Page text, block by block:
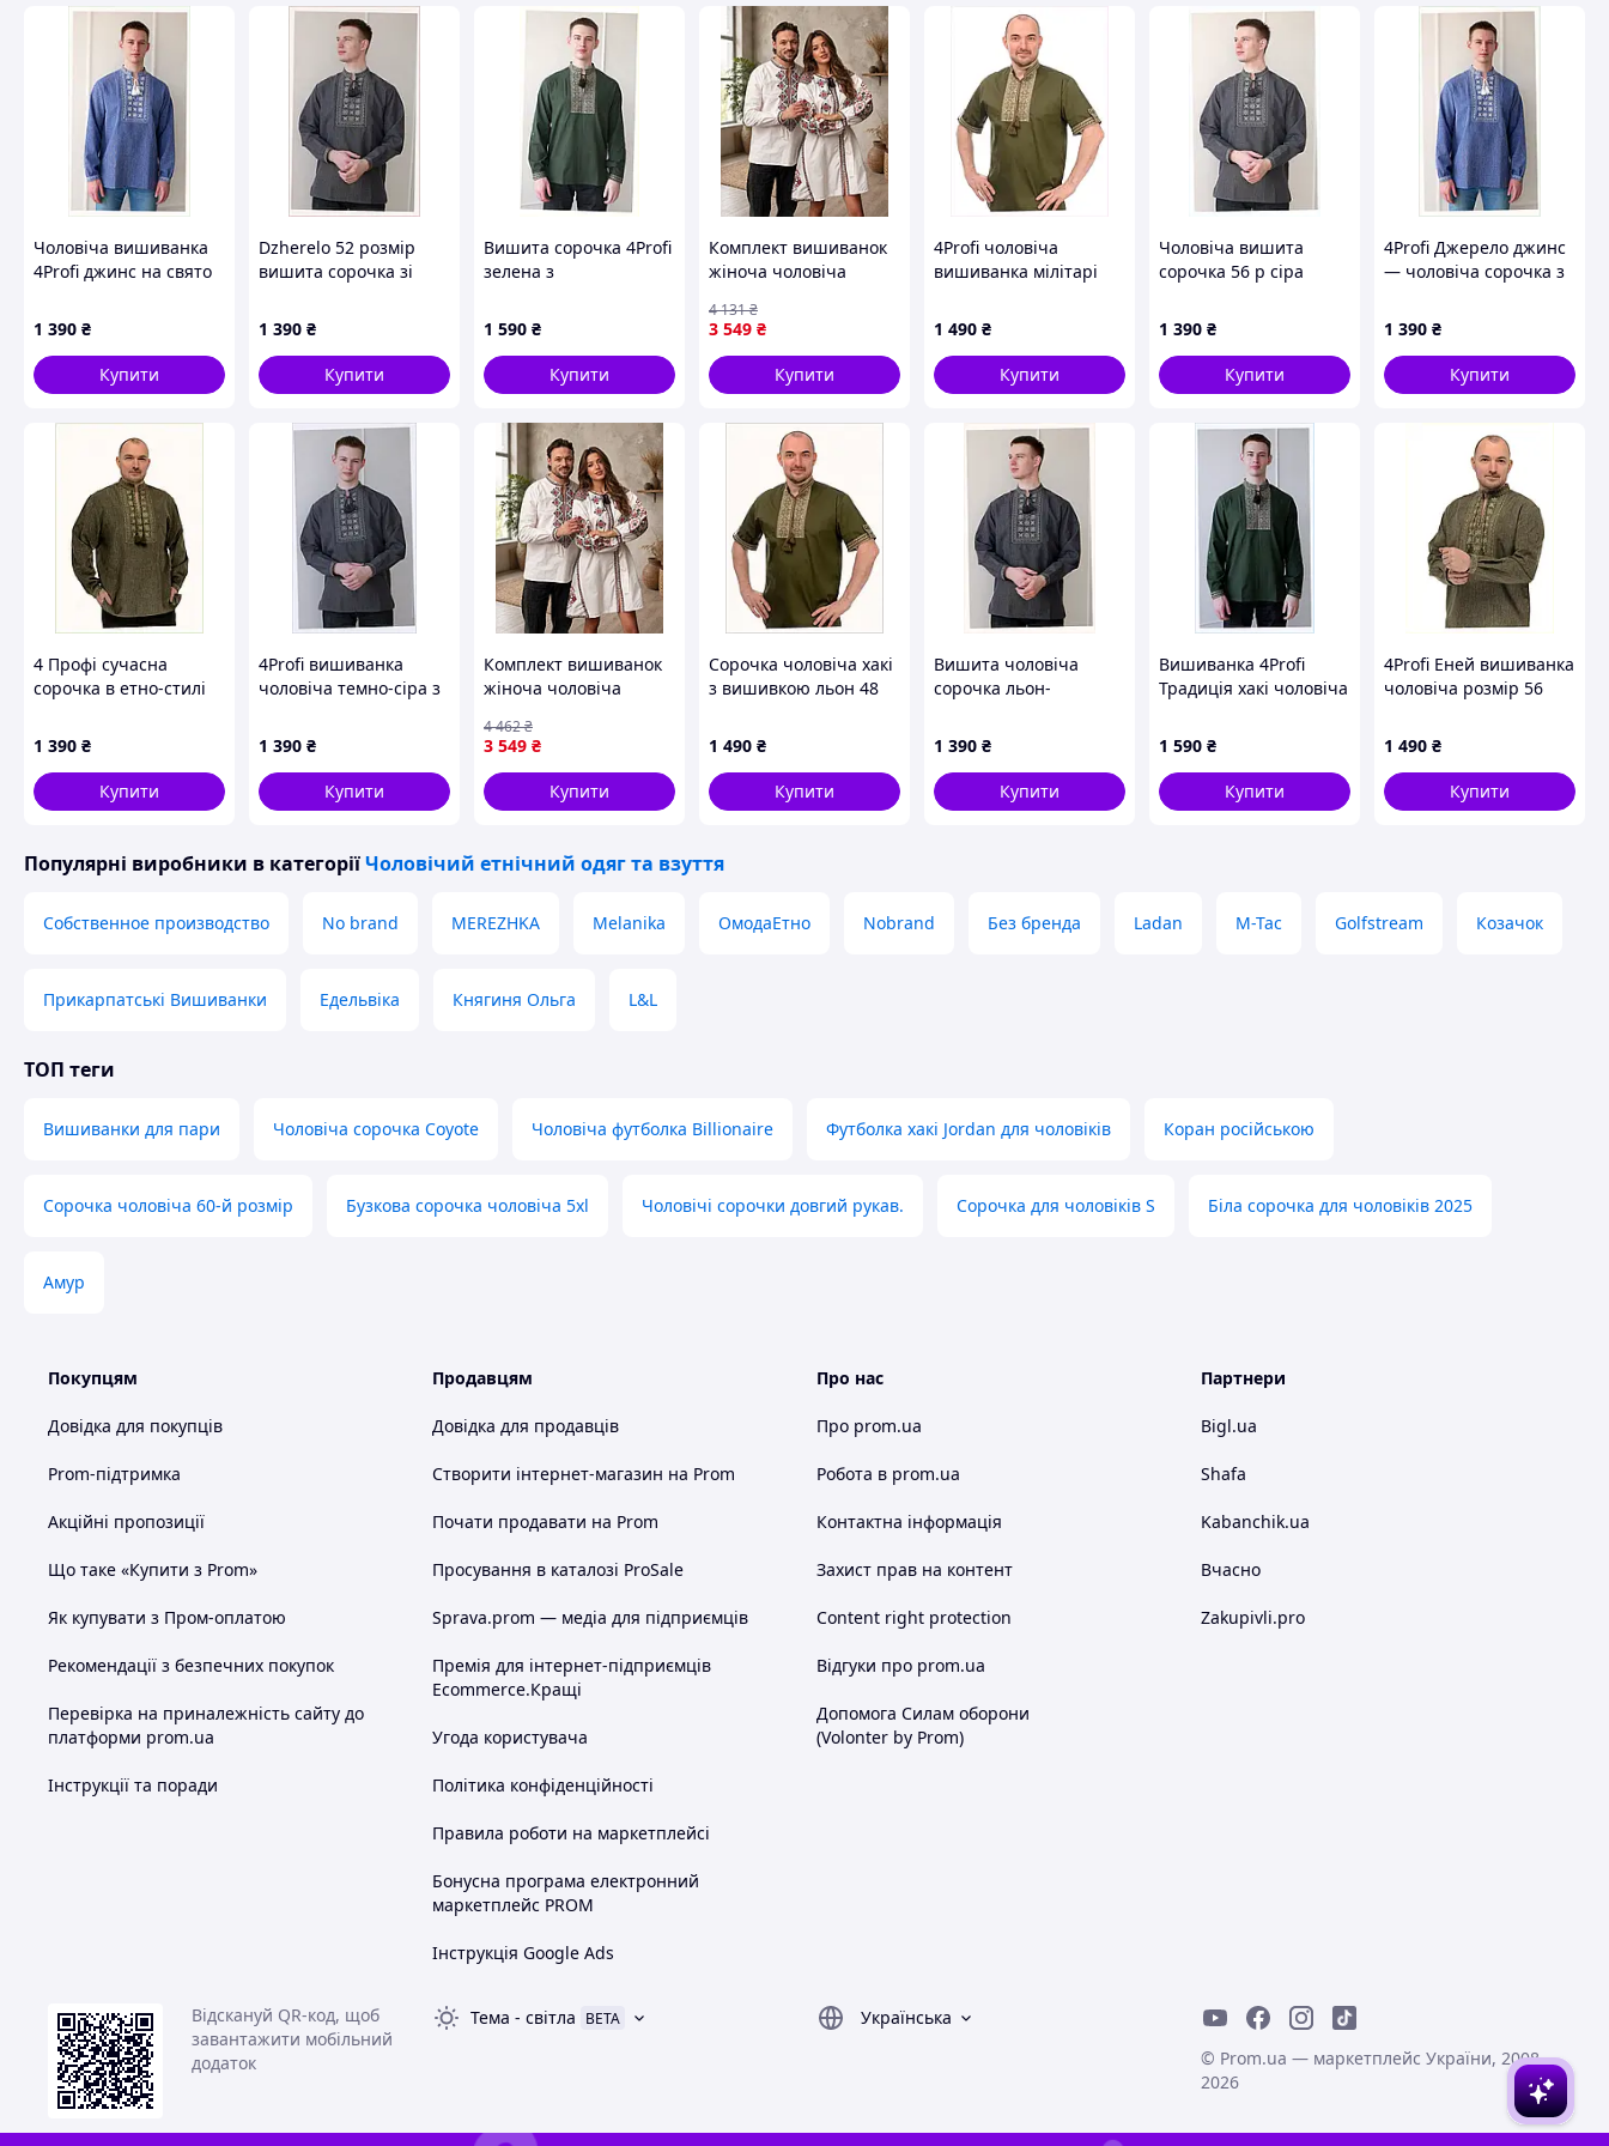
Розмір
Обхват груди
Довжина виробу
66 см
88 - 92 см
68 см
92 - 96 см
71 см
50-52(XL)
100 - 104 см
73 см
104 - 110 см
76 см
70
118 - 126 см 79 см
Чоловіча вишиванка
4Profi джинс на свято
1 390 ₴
Купити
Dzherelo 52 розмір
вишита сорочка зі
1 390 ₴
Купити
Вишита сорочка 4Profi
зелена з
візерунком
8EE6K13918
1 590 ₴
Купити
Комплект вишиванок
жіноча чоловіча
базова вишиванка з
червоною вишивкою
DBUY
3 549 ₴
4 131₴
Купити
4Profi чоловіча
вишиванка мілітарі
1 490 ₴
Купити
Чоловіча вишита
сорочка 56 р сіра
габардин, 86PX1390B2
1 390 ₴
Купити
4Profi Джерело джинс
— чоловіча сорочка з
8X61X3893T
1 390 ₴
Купити
4 Профі сучасна
сорочка в етно-стилі
8613905MT
1 390 ₴
Купити
4Profi вишиванка
чоловіча темно-сіра з
86P1389AX9
1 390 ₴
Купити
Комплект вишиванок
жіноча чоловіча
базова вишиванка з
червоною вишивкою
Toyvoo
3 549 ₴
4 462₴
Купити
Сорочка чоловіча хакі
з вишивкою льон 48
1 490 ₴
Купити
Вишита чоловіча
сорочка льон-
колір, 8PT613900
1 390 ₴
Купити
Вишиванка 4Profi
Традиція хакі чоловіча
1 590 ₴
Купити
4Profi Еней вишиванка
чоловіча розмір 56
1 490 ₴
Купити
Популярні виробники в категоріїЧоловічий етнічний одяг та взуття
Собственное производство No brand MEREZHKA Melanika ОмодаЕтно Nobrand Без бренда Ladan M-Tac Golfstream Козачок
Прикарпатські Вишиванки Едельвіка Княгиня Ольга L&L
ТОП теги
Вишиванки для пари Чоловіча сорочка Coyote Чоловіча футболка Billionaire Футболка хакі Jordan для чоловіків Коран російською
Сорочка чоловіча 60-й розмір Бузкова сорочка чоловіча 5xl Чоловічі сорочки довгий рукав. Сорочка для чоловіків S Біла сорочка для чоловіків 2025
Амур
Покупцям
Довідка для покупців
Prom-підтримка
Акційні пропозиції
Що таке «Купити з Prom»
Як купувати з Пром-оплатою
Рекомендації з безпечних покупок
Перевірка на приналежність сайту до
платформи prom.ua
Інструкції та поради
Продавцям
Довідка для продавців
Створити інтернет-магазин на Prom
Почати продавати на Prom
Просування в каталозі ProSale
Sprava.prom — медіа для підприємців
Премія для інтернет-підприємців
Ecommerce.Кращі
Угода користувача
Політика конфіденційності
Правила роботи на маркетплейсі
Бонусна програма електронний
маркетплейс PROM
Інструкція Google Ads
Про нас
Про prom.ua
Робота в prom.ua
Контактна інформація
Захист прав на контент
Content right protection
Відгуки про prom.ua
Допомога Силам оборони
(Volonter by Prom)
Партнери
Bigl.ua
Shafa
Kabanchik.ua
Вчасно
Zakupivli.pro
Відскануй QR-код, щоб
завантажити мобільний
додаток
Тема - світла BETA
Українська
© Prom.ua — маркетплейс України, 2008-
2026